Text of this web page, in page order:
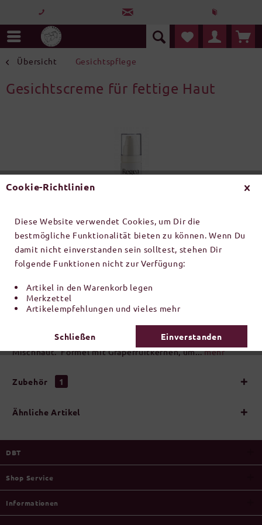
Übersicht Gesichtspflege
Gesichtscreme für fettige Haut
Inhalt:1 Stück
Artikel-Nr.:
Normalisierende Gesichtscreme für fettige und
Mischhaut. Formel mit Grapefruitkernen, um...mehr
Zubehör 1
Ähnliche Artikel
DBT
Shop Service
Informationen
Cookie-Richtlinien
Diese Website verwendet Cookies, um Dir die
bestmögliche Funktionalität bieten zu können. Wenn Du
damit nicht einverstanden sein solltest, stehen Dir
folgende Funktionen nicht zur Verfügung:
Artikel in den Warenkorb legen
Merkzettel
Artikelempfehlungen und vieles mehr
Einverstanden
Schließen